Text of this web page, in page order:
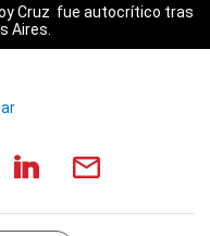
Cruz fue autocrítico tras
Aires.